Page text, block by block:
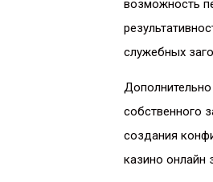
возможность
служебных
собственного
создания
казино онлайн